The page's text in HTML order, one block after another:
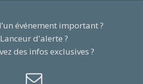
événement important ?
Lanceur d'alerte ?
des infos exclusives ?